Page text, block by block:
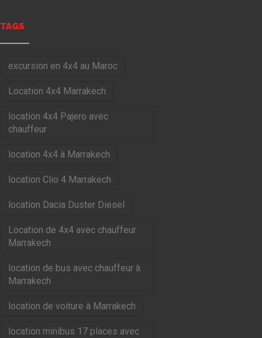
TAGS
excursion en 4x4 au Maroc
Location 4x4 Marrakech
location 4x4 Pajero avec
chauffeur
location 4x4 à Marrakech
location Clio 4 Marrakech
location Dacia Duster Diesel
Location de 4x4 avec chauffeur
Marrakech
location de bus avec chauffeur à
Marrakech
location de voiture à Marrakech
location minibus 17 places avec